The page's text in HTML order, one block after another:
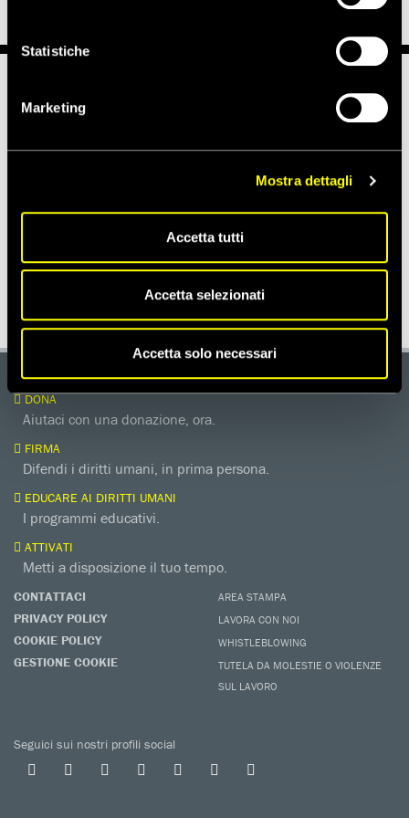
Statistiche
Marketing
Mostra dettagli
Accetta tutti
Accetta selezionati
Accetta solo necessari
Notizie correlate per tema
DIFENSORI DEI DIRITTI UMANI
Notizie correlate per paese
RUSSIA
DONA
Aiutaci con una donazione, ora.
FIRMA
Difendi i diritti umani, in prima persona.
EDUCARE AI DIRITTI UMANI
I programmi educativi.
ATTIVATI
Metti a disposizione il tuo tempo.
CONTATTACI
PRIVACY POLICY
COOKIE POLICY
GESTIONE COOKIE
AREA STAMPA
LAVORA CON NOI
WHISTLEBLOWING
TUTELA DA MOLESTIE O VIOLENZE
SUL LAVORO
Seguici sui nostri profili social